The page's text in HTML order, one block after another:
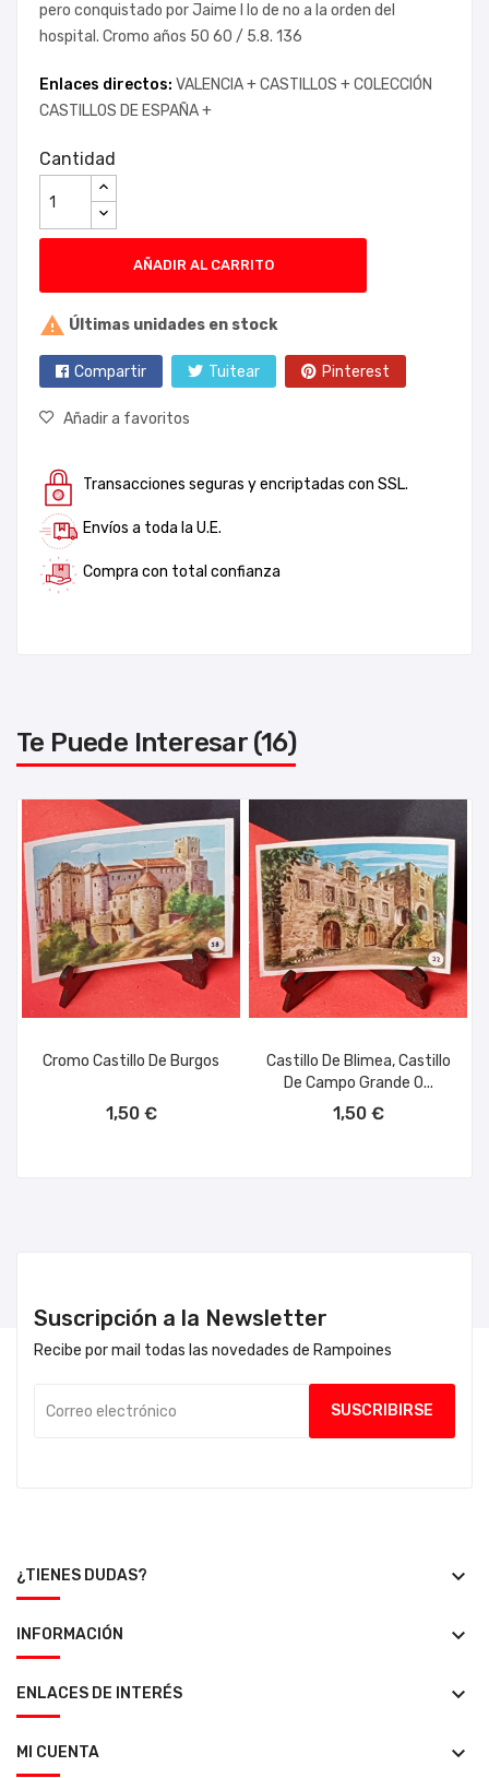
pero conquistado por Jaime I lo de no a la orden del
hospital. Cromo años 50 60 / 5.8. 136
Enlaces directos: VALENCIA +CASTILLOS +COLECCIÓN
CASTILLOS DE ESPAÑA +
Cantidad
AÑADIR AL CARRITO
 Últimas unidades en stock
Compartir Tuitear Pinterest
Añadir a favoritos
Transacciones seguras y encriptadas con SSL.
Envíos a toda la U.E.
Compra con total confianza
Te Puede Interesar (16)
Cromo Castillo De Burgos
1,50 €
Castillo De Blimea, Castillo
De Campo Grande O...
1,50 €
Suscripción a la Newsletter
Recibe por mail todas las novedades de Rampoines
¿TIENES DUDAS? keyboard_arrow_down
INFORMACIÓN keyboard_arrow_down
ENLACES DE INTERÉS keyboard_arrow_down
MI CUENTA keyboard_arrow_down